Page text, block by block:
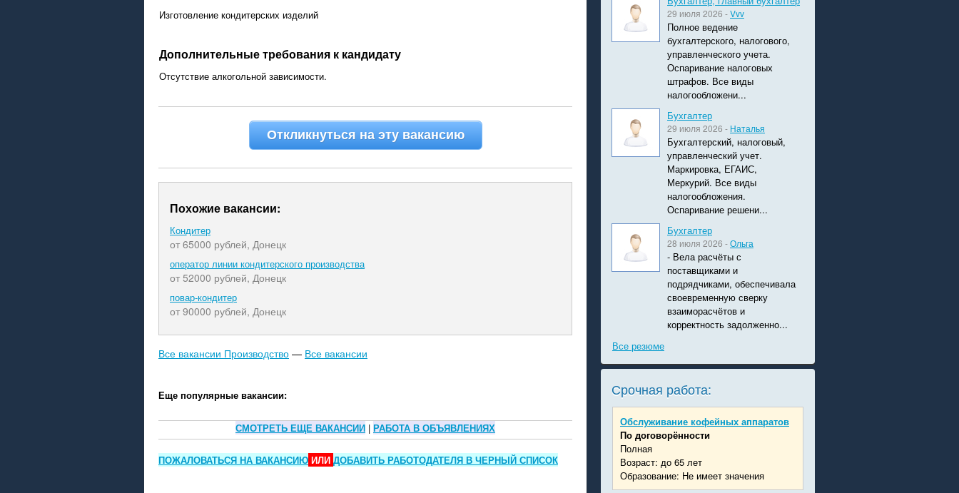
Изготовление кондитерских изделий
Дополнительные требования к кандидату
Отсутствие алкогольной зависимости.
Откликнуться на эту вакансию
Похожие вакансии:
Кондитер
от 65000 рублей, Донецк
оператор линии кондитерского производства
от 52000 рублей, Донецк
повар-кондитер
от 90000 рублей, Донецк
Все вакансии Производство — Все вакансии
Еще популярные вакансии:
СМОТРЕТЬ ЕЩЕ ВАКАНСИИ | РАБОТА В ОБЪЯВЛЕНИЯХ
ПОЖАЛОВАТЬСЯ НА ВАКАНСИЮ ИЛИ ДОБАВИТЬ РАБОТОДАТЕЛЯ В ЧЕРНЫЙ СПИСОК
29 июля 2026 -Vvv
Полное ведение
бухгалтерского, налогового,
управленческого учета.
Оспаривание налоговых
штрафов. Все виды
налогообложени...
Бухгалтер
29 июля 2026 - Наталья
Бухгалтерский, налоговый,
управленческий учет.
Маркировка, ЕГАИС,
Меркурий. Все виды
налогообложения.
Оспаривание решени...
Бухгалтер
28 июля 2026 -Ольга
- Вела расчёты с
поставщиками и
подрядчиками, обеспечивала
своевременную сверку
взаиморасчётов и
корректность задолженно...
Все резюме
Срочная работа:
Обслуживание кофейных аппаратов
По договорённости
Полная
Возраст: до 65 лет
Образование: Не имеет значения